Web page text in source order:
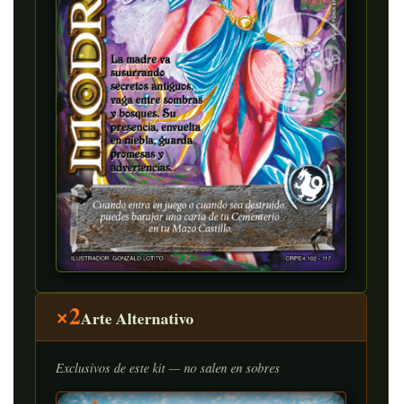
×2Arte Alternativo
Exclusivos de este kit — no salen en sobres